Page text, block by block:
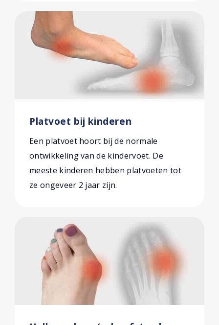
Platvoet bij kinderen
Een platvoet hoort bij de normale
ontwikkeling van de kindervoet. De
meeste kinderen hebben platvoeten tot
ze ongeveer 2 jaar zijn.